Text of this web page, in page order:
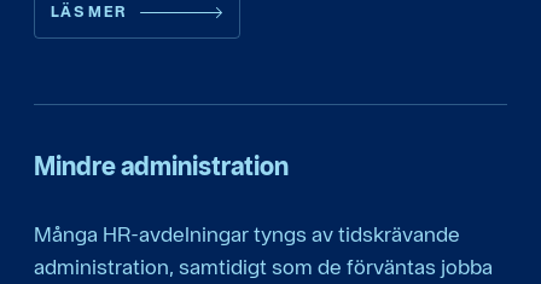
LÄS MER
Mindre administration
Många HR-avdelningar tyngs av tidskrävande
administration, samtidigt som de förväntas jobba